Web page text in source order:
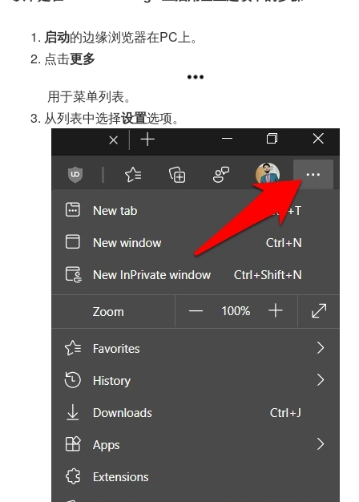
启动的边缘浏览器在PC上。
点击更多
用于菜单列表。
从列表中选择设置选项。